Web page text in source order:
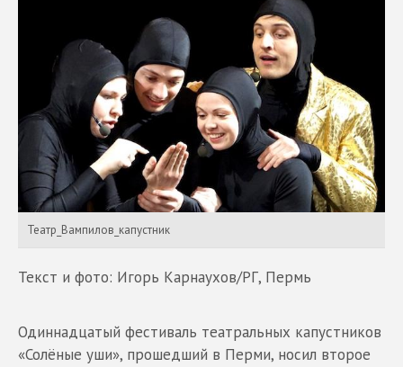
Театр_Вампилов_капустник
Текст и фото: Игорь Карнаухов/РГ, Пермь
Одиннадцатый фестиваль театральных капустников
«Солёные уши», прошедший в Перми, носил второе